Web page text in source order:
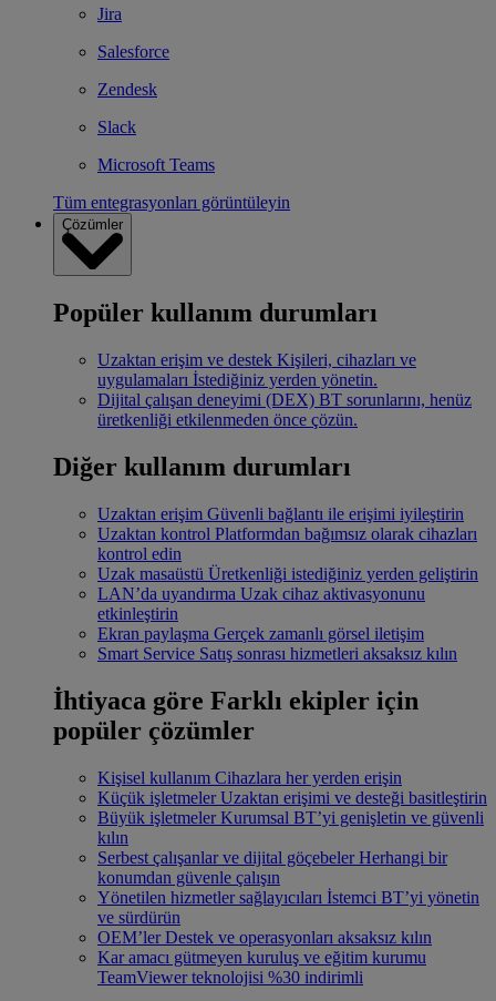
Jira
Salesforce
Zendesk
Slack
Microsoft Teams
Tüm entegrasyonları görüntüleyin
Çözümler
Popüler kullanım durumları
Uzaktan erişim ve destek Kişileri, cihazları ve
uygulamaları İstediğiniz yerden yönetin.
Dijital çalışan deneyimi (DEX) BT sorunlarını, henüz
üretkenliği etkilenmeden önce çözün.
Diğer kullanım durumları
Uzaktan erişim Güvenli bağlantı ile erişimi iyileştirin
Uzaktan kontrol Platformdan bağımsız olarak cihazları
kontrol edin
Uzak masaüstü Üretkenliği istediğiniz yerden geliştirin
LAN’da uyandırma Uzak cihaz aktivasyonunu
etkinleştirin
Ekran paylaşma Gerçek zamanlı görsel iletişim
Smart Service Satış sonrası hizmetleri aksaksız kılın
İhtiyaca göre Farklı ekipler için
popüler çözümler
Kişisel kullanım Cihazlara her yerden erişin
Küçük işletmeler Uzaktan erişimi ve desteği basitleştirin
Büyük işletmeler Kurumsal BT’yi genişletin ve güvenli
kılın
Serbest çalışanlar ve dijital göçebeler Herhangi bir
konumdan güvenle çalışın
Yönetilen hizmetler sağlayıcıları İstemci BT’yi yönetin
ve sürdürün
OEM’ler Destek ve operasyonları aksaksız kılın
Kar amacı gütmeyen kuruluş ve eğitim kurumu
TeamViewer teknolojisi %30 indirimli